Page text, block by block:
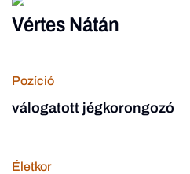
Üzlet Pénz
Vértes Nátán
Pozíció
válogatott jégkorongozó
Életkor